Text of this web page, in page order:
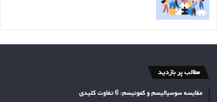
مطالب پر بازدید
مقایسه سوسیالیسم و کمونیسم: 6 تفاوت کلیدی